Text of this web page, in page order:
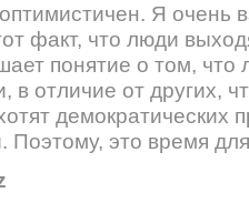
Я очень
факт, что люди
понятие о том,
в отличие от других,
демократических
Поэтому, это время